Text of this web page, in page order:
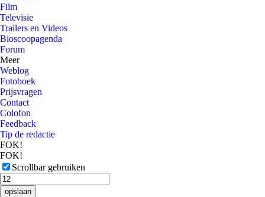
Film
Televisie
Trailers en Videos
Bioscoopagenda
Forum
Meer
Weblog
Fotoboek
Prijsvragen
Contact
Colofon
Feedback
Tip de redactie
FOK!
FOK!
Scrollbar gebruiken
opslaan